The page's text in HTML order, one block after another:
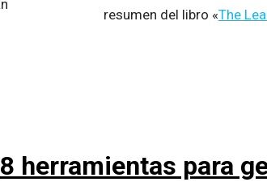
resumen del libro «The
8 herramientas para